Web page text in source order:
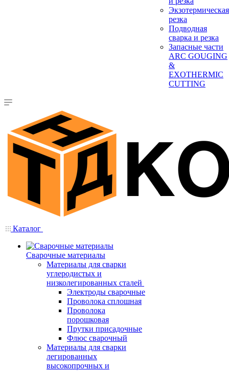
Экзотермическая
резка
Подводная
сварка и резка
Запасные части
ARC GOUGING
&
EXOTHERMIC
CUTTING
Каталог
Сварочные материалы
Материалы для сварки
углеродистых и
низколегированных сталей
Электроды сварочные
Проволока сплошная
Проволока
порошковая
Прутки присадочные
Флюс сварочный
Материалы для сварки
легированных
высокопрочных и